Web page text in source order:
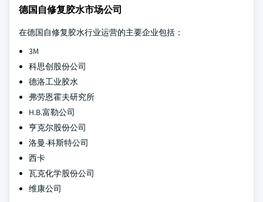
德国自修复胶水市场公司
在德国自修复胶水行业运营的主要企业包括：
3M
科思创股份公司
德洛工业胶水
弗劳恩霍夫研究所
H.B.富勒公司
亨克尔股份公司
洛曼-科斯特公司
西卡
瓦克化学股份公司
维康公司